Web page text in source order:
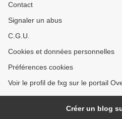
Contact
Signaler un abus
C.G.U.
Cookies et données personnelles
Préférences cookies
Voir le profil de fxg sur le portail
Créer un blog